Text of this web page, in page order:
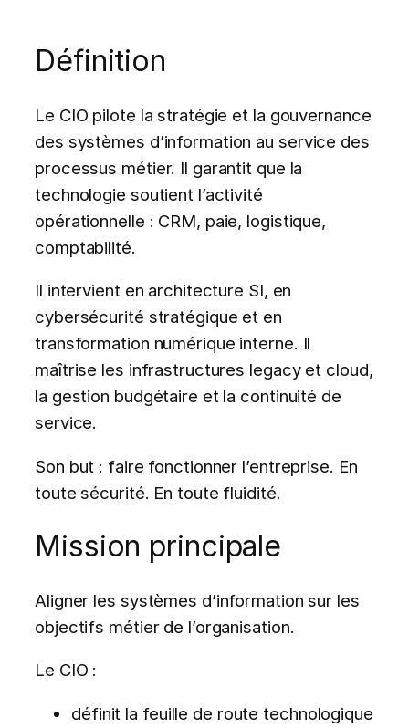
Définition
Le CIO pilote la stratégie et la gouvernance
des systèmes d’information au service des
processus métier. Il garantit que la
technologie soutient l’activité
opérationnelle : CRM, paie, logistique,
comptabilité.
Il intervient en architecture SI, en
cybersécurité stratégique et en
transformation numérique interne. Il
maîtrise les infrastructures legacy et cloud,
la gestion budgétaire et la continuité de
service.
Son but : faire fonctionner l’entreprise. En
toute sécurité. En toute fluidité.
Mission principale
Aligner les systèmes d’information sur les
objectifs métier de l’organisation.
Le CIO :
définit la feuille de route technologique